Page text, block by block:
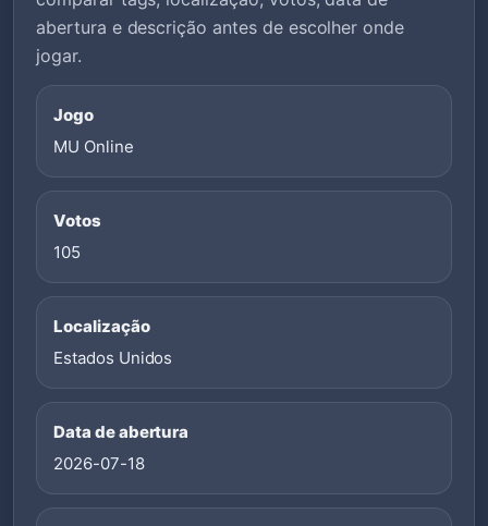
abertura e descrição antes de escolher onde
jogar.
Jogo
MU Online
Votos
105
Localização
Estados Unidos
Data de abertura
2026-07-18